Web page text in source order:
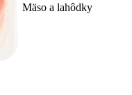
Mäso a lahôdky